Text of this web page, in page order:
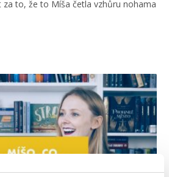
za to, že to Míša četla vzhůru nohama